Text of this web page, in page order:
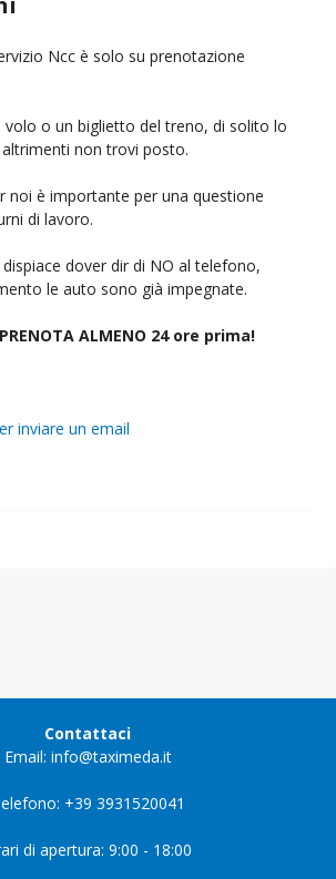
Ncc è solo su prenotazione
volo o un biglietto del treno, di solito lo
non trovi posto.
noi è importante per una questione
di lavoro.
dover dir di NO al telefono,
le auto sono già impegnate.
PRENOTA ALMENO 24 ore prima!
inviare un email
Contattaci
Email: info@taximeda.it
+39 3931520041
di apertura: 9:00 - 18:00